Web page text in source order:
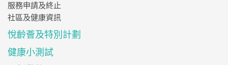
服務申請及終止
社區及健康資訊
悅齡薈及特別計劃
健康小測試